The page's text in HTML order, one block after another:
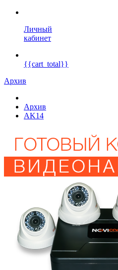
Личный
кабинет
{{cart_total}}
Архив
Архив
AK14